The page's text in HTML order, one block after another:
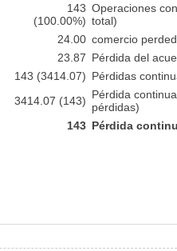
143
(100.00%)
Operaciones
total)
24.00 comercio
23.87 Pérdida del
143 (3414.07) Pérdidas
3414.07 (143) Pérdida
pérdidas)
143 Pérdida